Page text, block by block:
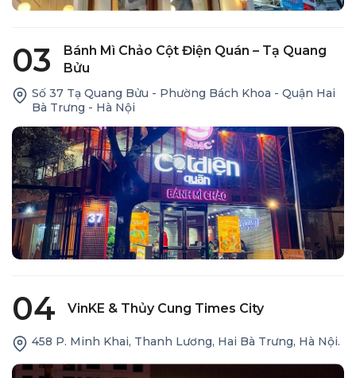
03
Bánh Mì Chảo Cột Điện Quán – Tạ Quang
Bửu
Số 37 Tạ Quang Bửu - Phường Bách Khoa - Quận Hai
Bà Trưng - Hà Nội
04 VinKE & Thủy Cung Times City
458 P. Minh Khai, Thanh Lương, Hai Bà Trưng, Hà Nội.